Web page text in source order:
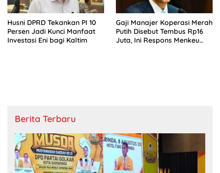
Husni DPRD Tekankan PI 10
Persen Jadi Kunci Manfaat
Investasi Eni bagi Kaltim
Gaji Manajer Koperasi Merah
Putih Disebut Tembus Rp16
Juta, Ini Respons Menkeu
Berita Terbaru